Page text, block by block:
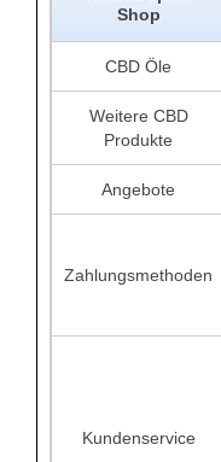
Shop
CBD Öle
Weitere CBD
Produkte
Angebote
Zahlungsmethoden
Kundenservice